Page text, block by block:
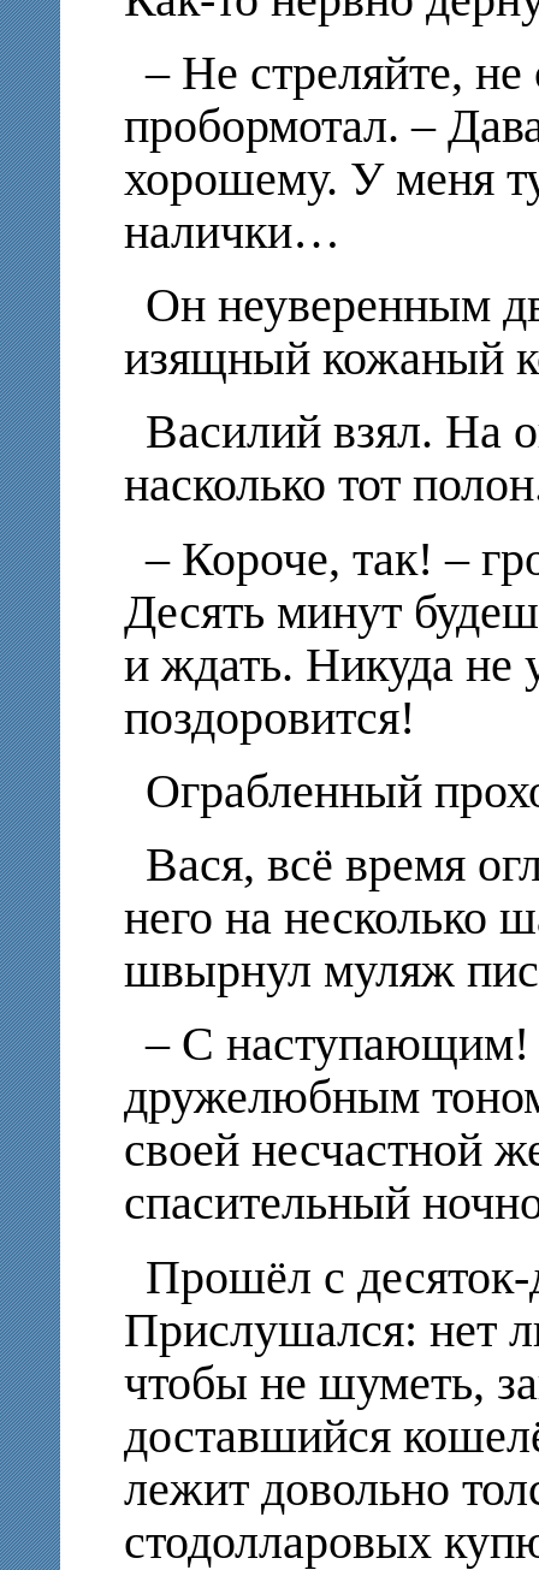
– Не стреляйте,
пробормотал. –
хорошему. У меня
налички…
Он неуверенным
изящный кожаный
Василий взял. На
насколько тот
– Короче, так! –
Десять минут
и ждать. Никуда не
поздоровится!
Ограбленный
Вася, всё время
него на несколько
швырнул муляж
– С наступающим!
дружелюбным
своей несчастной
спасительный
Прошёл с десяток-
Прислушался: нет
чтобы не шуметь,
доставшийся
лежит довольно
стодолларовых